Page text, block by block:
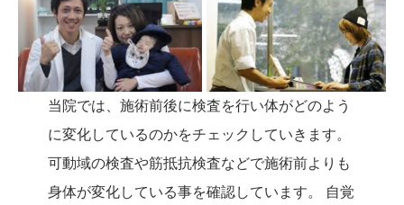
当院では、施術前後に検査を行い体がどのよう
に変化しているのかをチェックしていきます。
可動域の検査や筋抵抗検査などで施術前よりも
身体が変化している事を確認しています。 自覚